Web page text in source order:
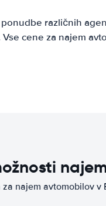
različnih
cene za najem
najem avtomobilov v